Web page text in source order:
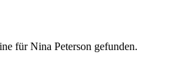
für Nina Peterson gefunden.